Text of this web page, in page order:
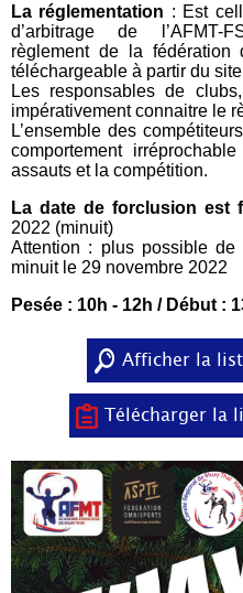
La réglementation : Est
d’arbitrage de l’AFMT-
règlement de la fédération
téléchargeable à partir du site
Les responsables de
impérativement connaitre le
L’ensemble des
comportement
assauts et la compétition.
La date de forclusion est
2022 (minuit)
Attention : plus possible
minuit le 29 novembre 2022
Pesée : 10h - 12h / Début :
Afficher la
Télécharger la